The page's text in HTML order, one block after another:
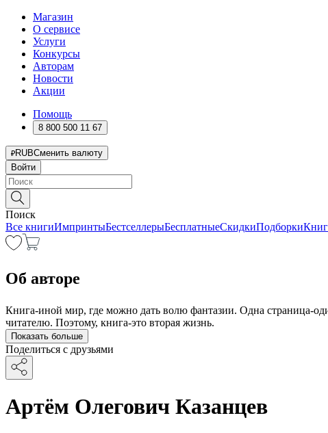
Магазин
О сервисе
Услуги
Конкурсы
Авторам
Новости
Акции
Помощь
8 800 500 11 67
RUBСменить валюту
Войти
Поиск
Все книгиИмпринтыБестселлерыБесплатныеСкидкиПодборки
Об авторе
Книга-иной мир, где можно дать волю фантазии. Одна страница-
читателю. Поэтому, книга-это вторая жизнь.
Показать больше
Поделиться с друзьями
Артём Олегович Казанцев